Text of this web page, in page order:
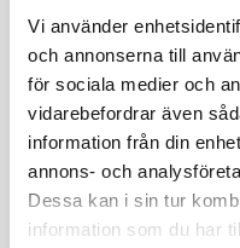
Vi använder
och annonserna till
för sociala medier och
vidarebefordrar även
information från din
annons- och
Dessa kan i sin tur
information som du har
Vasaloppet Bike
must fill in your
Enter contact number
The page was